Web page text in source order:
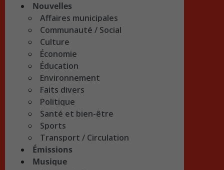
Nouvelles
Affaires municipales
Communauté / Social
Culture
Économie
Éducation
Environnement
Faits divers
Politique
Santé et bien-être
Sports
Transport / Circulation
Émissions
Musique